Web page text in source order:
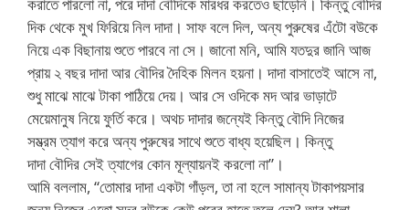
দিক থেকে মুখ ফিরিয়ে নিল দাদা। সাফ বলে দিল, অন্য পুরুষের এঁটো বউকে
নিয়ে এক বিছানায় শুতে পারবে না সে। জানো মনি, আমি যতদুর জানি আজ
প্রায় ২ বছর দাদা আর বৌদির দৈহিক মিলন হয়না। দাদা বাসাতেই আসে না,
শুধু মাঝে মাঝে টাকা পাঠিয়ে দেয়। আর সে ওদিকে মদ আর ভাড়াটে
মেয়েমানুষ নিয়ে ফুর্তি করে। অথচ দাদার জন্যেই কিন্তু বৌদি নিজের
সম্ভ্রম ত্যাগ করে অন্য পুরুষের সাথে শুতে বাধ্য হয়েছিল। কিন্তু
দাদা বৌদির সেই ত্যাগের কোন মূল্যায়নই করলো না”।
আমি বললাম, “তোমার দাদা একটা গাঁড়ল, তা না হলে সামান্য টাকাপয়সার